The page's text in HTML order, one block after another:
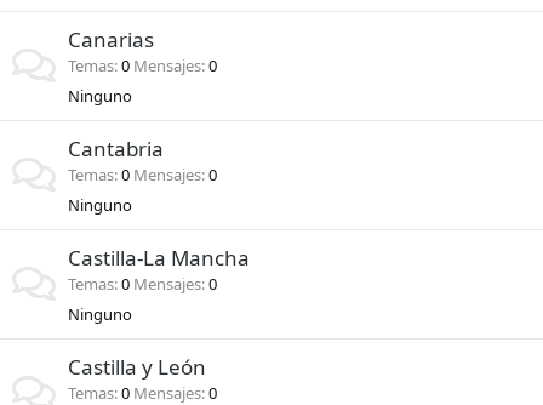
Canarias
Temas 0 Mensajes 0
Ninguno
Cantabria
Temas 0 Mensajes 0
Ninguno
Castilla-La Mancha
Temas 0 Mensajes 0
Ninguno
Castilla y León
Temas 0 Mensajes 0